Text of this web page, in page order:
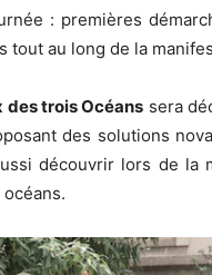
: premières
tout au long de la
des trois Océans sera
des solutions
découvrir lors de la